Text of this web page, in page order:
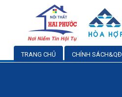
TRANG CHỦ CHÍNH SÁCH&QĐ